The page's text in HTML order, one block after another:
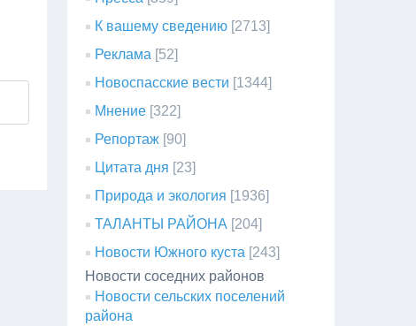
К вашему сведению [2713]
Реклама [52]
Новоспасские вести [1344]
Мнение [322]
Репортаж [90]
Цитата дня [23]
Природа и экология [1936]
ТАЛАНТЫ РАЙОНА [204]
Новости Южного куста [243]
Новости соседних районов
Новости сельских поселений
района